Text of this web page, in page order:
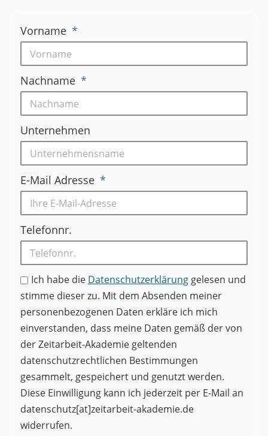
Vorname
Nachname
Unternehmen
E-Mail Adresse
Telefonnr.
Ich habe die Datenschutzerklärung gelesen und
stimme dieser zu. Mit dem Absenden meiner
personenbezogenen Daten erkläre ich mich
einverstanden, dass meine Daten gemäß der von
der Zeitarbeit-Akademie geltenden
datenschutzrechtlichen Bestimmungen
gesammelt, gespeichert und genutzt werden.
Diese Einwilligung kann ich jederzeit per E-Mail an
datenschutz[at]zeitarbeit-akademie.de
widerrufen.